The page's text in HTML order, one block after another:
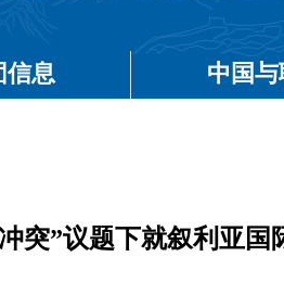
信息 中国与
突”议题下就叙利亚